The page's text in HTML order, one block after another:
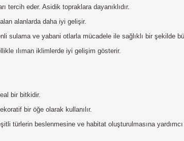
tercih eder. Asidik topraklara dayanıklıdır.
alanlarda daha iyi gelişir.
sulama ve yabani otlarla mücadele ile sağlıklı bir şekilde
ılıman iklimlerde iyi gelişim gösterir.
bir bitkidir.
bir öğe olarak kullanılır.
türlerin beslenmesine ve habitat oluşturulmasına yardımcı